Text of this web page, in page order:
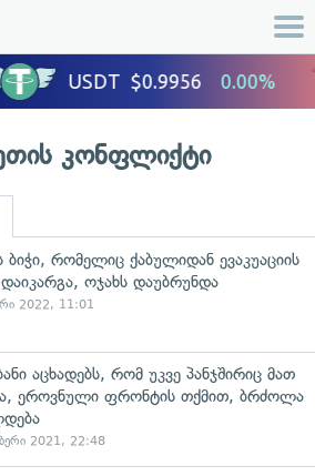
კონფლიქტი
ბიჭი, რომელიც ქაბულიდან ევაკუაციის
ოჯახს დაუბრუნდა
2022, 11:01
აცხადებს, რომ უკვე პანჯშირიც მათ
ეროვნული ფრონტის თქმით, ბრძოლა
2021, 22:48